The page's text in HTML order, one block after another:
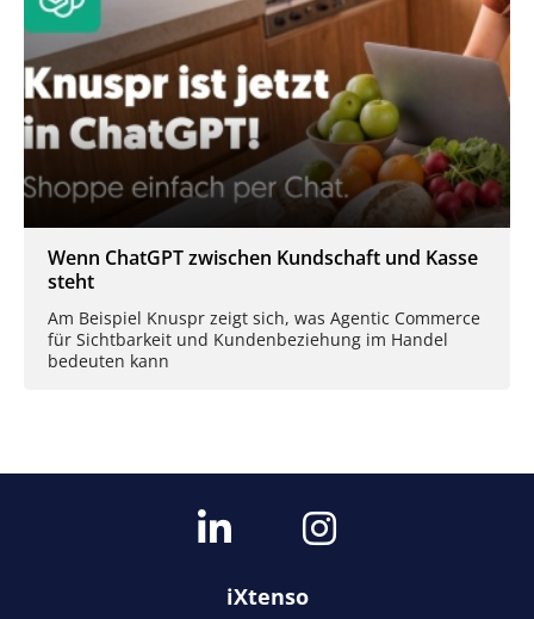
Wenn ChatGPT zwischen Kundschaft und Kasse
steht
Am Beispiel Knuspr zeigt sich, was Agentic Commerce
für Sichtbarkeit und Kundenbeziehung im Handel
bedeuten kann
iXtenso